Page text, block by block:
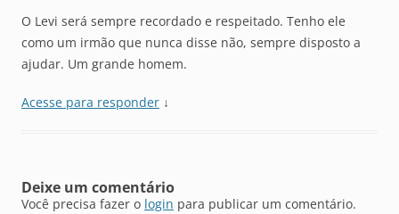
O Levi será sempre recordado e respeitado. Tenho ele
como um irmão que nunca disse não, sempre disposto a
ajudar. Um grande homem.
Acesse para responder ↓
Deixe um comentário
Você precisa fazer o login para publicar um comentário.